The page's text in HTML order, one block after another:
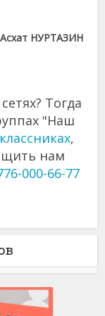
Асхат НУРТАЗИН
Тогда
"Наш
,
нам
000-66-77